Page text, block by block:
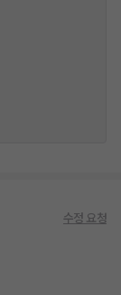
수정 요청